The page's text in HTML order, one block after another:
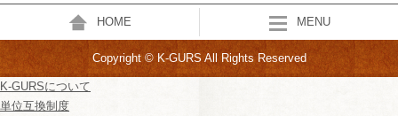
HOME MENU
Copyright © K-GURS All Rights Reserved
K-GURSについて
単位互換制度